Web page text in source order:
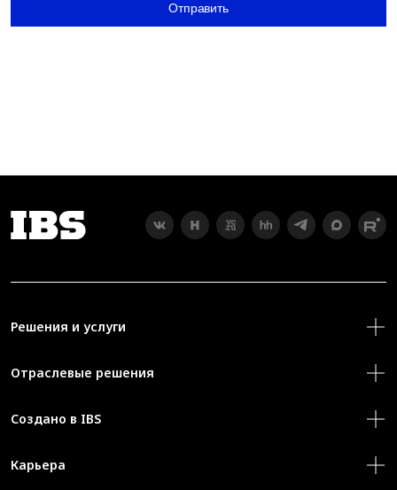
Отправить
Решения и услуги
Отраслевые решения
Создано в IBS
Карьера